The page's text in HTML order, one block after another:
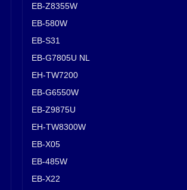
EB-Z8355W
EB-580W
EB-S31
EB-G7805U NL
EH-TW7200
EB-G6550W
EB-Z9875U
EH-TW8300W
EB-X05
EB-485W
EB-X22